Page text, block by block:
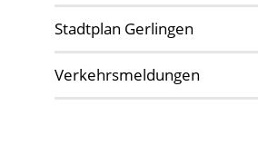
Stadtplan Gerlingen
Verkehrsmeldungen